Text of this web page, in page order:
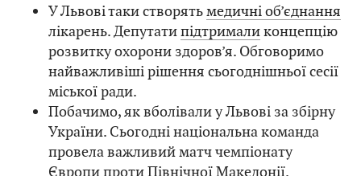
У Львові таки створятьмедичні об’єднання
лікарень. Депутатипідтрималиконцепцію
розвитку охорони здоров’я. Обговоримо
найважливіші рішення сьогоднішньої сесії
міської ради.
Побачимо, як вболівали у Львові за збірну
України. Сьогодні національна команда
провела важливий матч чемпіонату
Європи проти Північної Македонії.